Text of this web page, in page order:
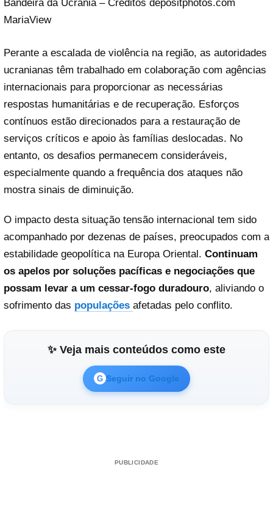
Bandeira da Ucrânia – Créditos depositphotos.com
MariaView
Perante a escalada de violência na região, as autoridades
ucranianas têm trabalhado em colaboração com agências
internacionais para proporcionar as necessárias
respostas humanitárias e de recuperação. Esforços
contínuos estão direcionados para a restauração de
serviços críticos e apoio às famílias deslocadas. No
entanto, os desafios permanecem consideráveis,
especialmente quando a frequência dos ataques não
mostra sinais de diminuição.
O impacto desta situação tensão internacional tem sido
acompanhado por dezenas de países, preocupados com a
estabilidade geopolítica na Europa Oriental. Continuam
os apelos por soluções pacíficas e negociações que
possam levar a um cessar-fogo duradouro, aliviando o
sofrimento das populações afetadas pelo conflito.
✨ Veja mais conteúdos como este
G Seguir no Google
PUBLICIDADE